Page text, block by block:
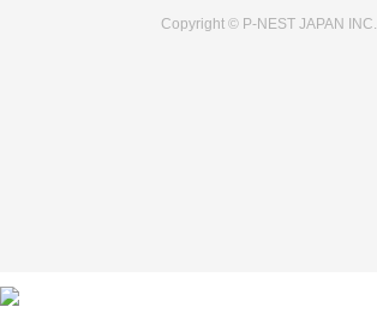
Copyright © P-NEST JAPAN INC.